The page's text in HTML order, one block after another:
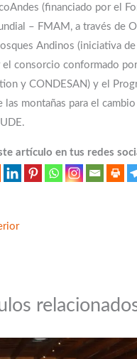
(financiado por el
– FMAM, a través de
Andinos (iniciativa de
consorcio conformado
y CONDESAN) y el
las montañas para el
artículo en tus redes